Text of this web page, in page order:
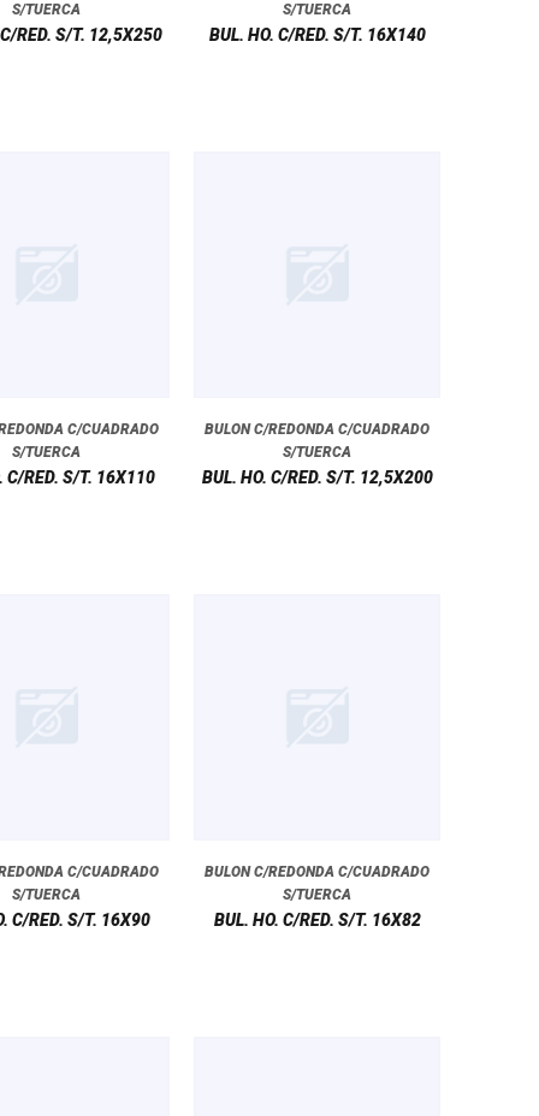
S/TUERCA
RED. S/T. 12,5X250
S/TUERCA
BUL. HO. C/RED. S/T. 16X140
C/CUADRADO
S/TUERCA
C/RED. S/T. 16X110
BULON C/REDONDA C/CUADRADO
S/TUERCA
BUL. HO. C/RED. S/T. 12,5X200
C/CUADRADO
S/TUERCA
C/RED. S/T. 16X90
BULON C/REDONDA C/CUADRADO
S/TUERCA
BUL. HO. C/RED. S/T. 16X82